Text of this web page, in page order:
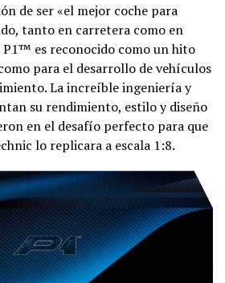
de ser «el mejor coche para
tanto en carretera como en
es reconocido como un hito
para el desarrollo de vehículos
La increíble ingeniería y
su rendimiento, estilo y diseño
en el desafío perfecto para que
lo replicara a escala 1:8.